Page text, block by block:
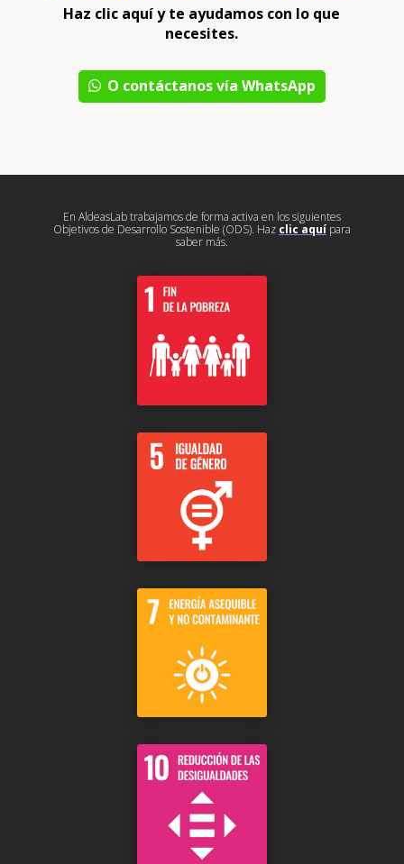
Haz clic aquí y te ayudamos con lo que
necesites.
O contáctanos vía WhatsApp
En AldeasLab trabajamos de forma activa en los siguientes
Objetivos de Desarrollo Sostenible (ODS). Haz clic aquípara
saber más.